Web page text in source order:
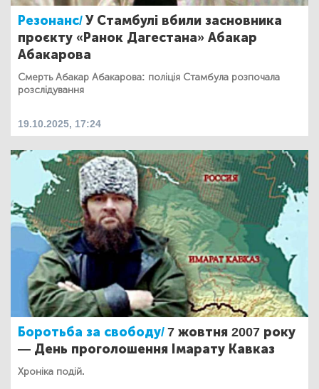
Резонанс/У Стамбулі вбили засновника
проєкту «Ранок Дагестана» Абакар
Абакарова
Смерть Абакар Абакарова: поліція Стамбула розпочала
розслідування
19.10.2025, 17:24
Боротьба за свободу/7 жовтня 2007 року
— День проголошення Імарату Кавказ
Хроніка подій.